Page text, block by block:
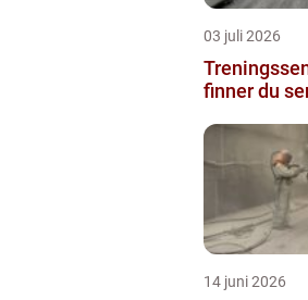
03 juli 2026
finner du
14 juni 2026